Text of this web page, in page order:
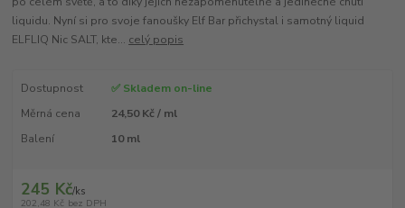
liquidu. Nyní si pro svoje fanoušky Elf Bar přichystal i samotný liquid
ELFLIQ Nic SALT, kte... celý popis
Dostupnost
✅ Skladem on-line
Měrná cena
24,50 Kč / ml
Balení
10 ml
245 Kč/ks
202,48 Kč bez DPH